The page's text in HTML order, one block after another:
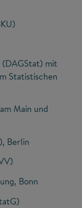
mit
Statistischen
Main und
Berlin
Bonn